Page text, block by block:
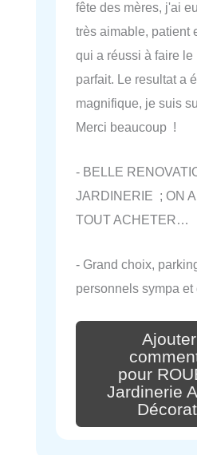
fête des mères, j'ai
très aimable, patient
qui a réussi à faire le
parfait. Le resultat a
magnifique, je suis
Merci beaucoup !
- BELLE
JARDINERIE ; ON
TOUT ACHETER…
- Grand choix,
personnels sympa
pour
Jardinerie